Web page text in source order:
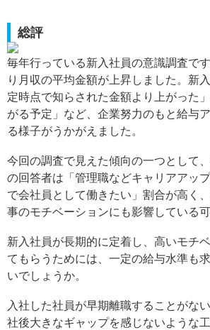
総評
毎年行っている新入社員の意識調査で
り月収の平均金額が上昇しました。新
定時点で知らされた金額より上がった
がる予定」など、企業努力のもと給与
る様子がうかがえました。
今回の調査で見えた傾向の一つとして
の回答者は「管理職などキャリアアッ
で会社員として働きたい」割合が高く
事のモチベーションにも影響している
新入社員が長期的に定着し、高いモチ
てもらうためには、一定の給与水準も
いでしょうか。
入社した社員が早期離職することがな
社後大きなギャップを感じないような